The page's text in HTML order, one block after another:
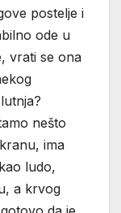
postelje i
ode u
vrati se ona
nešto
ima
ludo,
a krvog